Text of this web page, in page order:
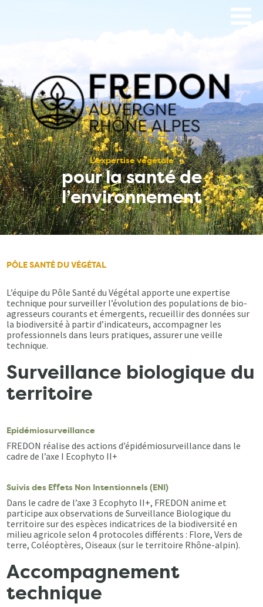
L’expertise végétale
pour la santé de
l’environnement
PÔLE SANTÉ DU VÉGÉTAL
L’équipe du Pôle Santé du Végétal apporte une expertise
technique pour surveiller l’évolution des populations de bio-
agresseurs courants et émergents, recueillir des données sur
la biodiversité à partir d’indicateurs, accompagner les
professionnels dans leurs pratiques, assurer une veille
technique.
Surveillance biologique du
territoire
Epidémiosurveillance
FREDON réalise des actions d’épidémiosurveillance dans le
cadre de l’axe I Ecophyto II+
Suivis des Effets Non Intentionnels (ENI)
Dans le cadre de l’axe 3 Ecophyto II+, FREDON anime et
participe aux observations de Surveillance Biologique du
territoire sur des espèces indicatrices de la biodiversité en
milieu agricole selon 4 protocoles différents : Flore, Vers de
terre, Coléoptères, Oiseaux (sur le territoire Rhône-alpin).
Accompagnement
technique